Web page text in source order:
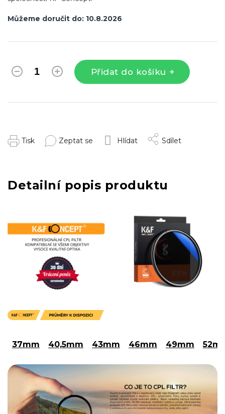
Můžeme doručit do: 10.8.2026
Přidat do košíku
Tisk Zeptat se Hlídat Sdílet
Detailní popis produktu
37mm 40,5mm 43mm 46mm 49mm